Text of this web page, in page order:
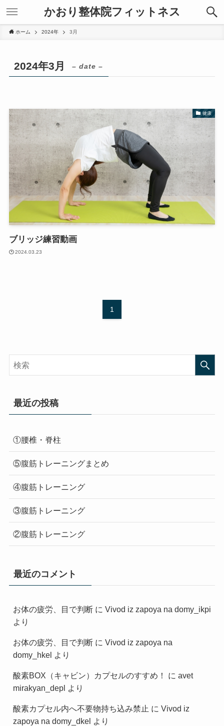
かおり整体院フィットネス
ホーム 2024年 3月
2024年3月 – date –
健康
ブリッジ練習動画
2024.03.23
1
最近の投稿
①腰椎・脊柱
⑤腹筋トレーニングまとめ
④腹筋トレーニング
③腹筋トレーニング
②腹筋トレーニング
最近のコメント
お体の疲労、目で判断に Vivod iz zapoya na domy_ikpi
より
お体の疲労、目で判断に Vivod iz zapoya na
domy_hkel より
酸素BOX（キャビン）カプセルのすすめ！ に avet
mirakyan_depl より
酸素カプセル内へ不要物持ち込み禁止 に Vivod iz
zapoya na domy_dkel より